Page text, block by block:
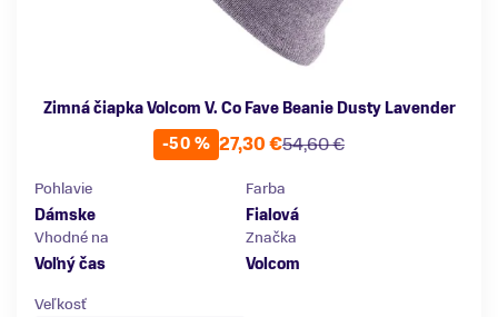
Zimná čiapka Volcom V. Co Fave Beanie Dusty Lavender
-50 %
54,60 €
27,30 €
Pohlavie
Dámske
Farba
Fialová
Vhodné na
Voľný čas
Značka
Volcom
Veľkosť